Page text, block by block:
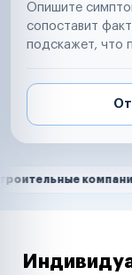
Опишите
сопоставит
подскажет, что
Намкомпании
Маркетплейсы
Таксопарки